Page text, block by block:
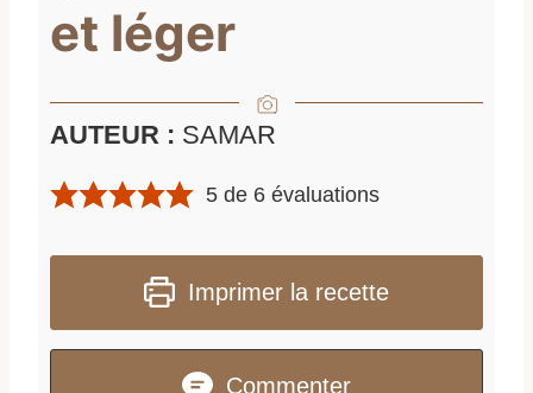
et léger
AUTEUR : SAMAR
5 de 6 évaluations
Imprimer la recette
Commenter